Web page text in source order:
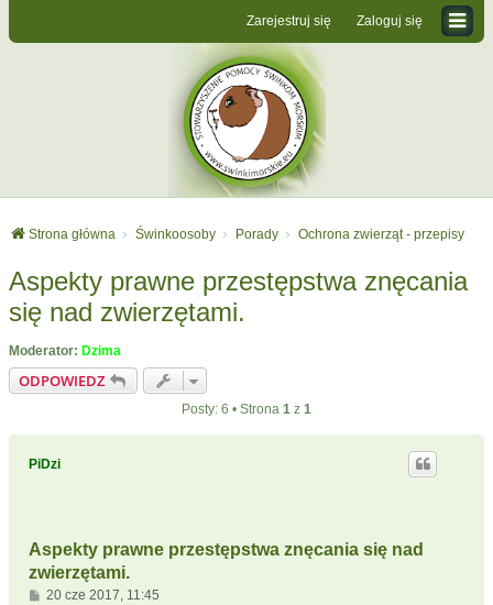
Zaloguj się
Zarejestruj się
Strona główna Świnkoosoby Porady Ochrona zwierząt - przepisy
Aspekty prawne przestępstwa znęcania
się nad zwierzętami.
Moderator: Dzima
ODPOWIEDZ
Posty: 6 • Strona 1 z 1
PiDzi
Aspekty prawne przestępstwa znęcania się nad
zwierzętami.
P
20 cze 2017, 11:45